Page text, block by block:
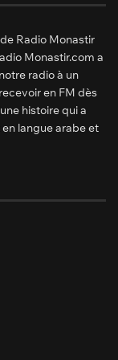
Radio Monastir
Monastir.com a
radio à un
en FM dès
histoire qui a
langue arabe et